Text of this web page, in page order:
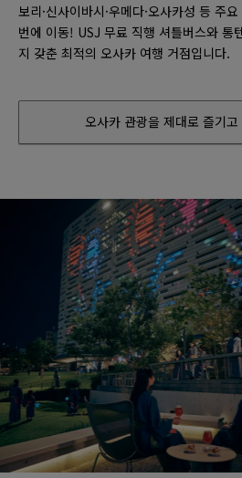
보리·신사이바시·우메다·오사카성 등 주
번에 이동! USJ 무료 직행 셔틀버스와 통
지 갖춘 최적의 오사카 여행 거점입니다.
오사카 관광을 제대로 즐기